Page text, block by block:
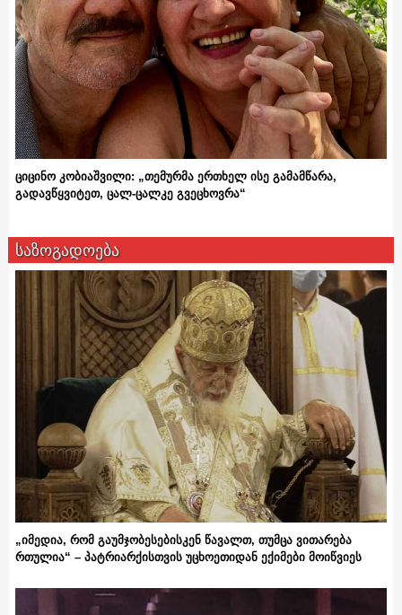
ციცინო კობიაშვილი: „თემურმა ერთხელ ისე გამამწარა,
გადავწყვიტეთ, ცალ-ცალკე გვეცხოვრა“
საზოგადოება
„იმედია, რომ გაუმჯობესებისკენ წავალთ, თუმცა ვითარება
რთულია“ – პატრიარქისთვის უცხოეთიდან ექიმები მოიწვიეს